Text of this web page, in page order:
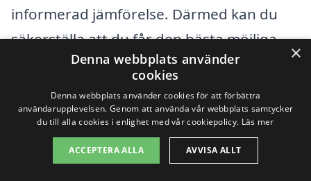
informerad jämförelse. Därmed kan du
säkerställa att du får den bästa möjliga
lösningen för ditt byggprojekt i Ronneby.
Få 3 erbjudanden, gratis och utan
förpliktelser
×
Denna webbplats använder
cookies
Denna webbplats använder cookies för att förbättra
användarupplevelsen. Genom att använda vår webbplats samtycker
du till alla cookies i enlighet med vår cookiepolicy. Läs mer
ACCEPTERA ALLA AVVISA ALLT